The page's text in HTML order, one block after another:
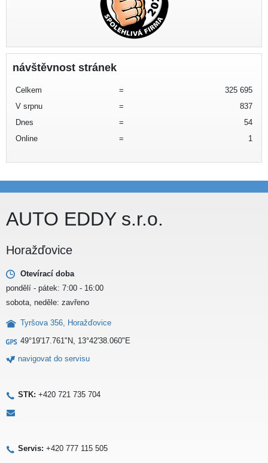
návštěvnost stránek
Celkem =
325 695
V srpnu
=
837
Dnes
=
54
Online
= 1
AUTO EDDY s.r.o.
Horažďovice
Otevírací doba
pondělí - pátek: 7:00 - 16:00
sobota, neděle: zavřeno
Tyršova 356, Horažďovice
49°19'17.761"N, 13°42'38.060"E
navigovat do servisu
STK: +420 721 735 704
Servis: +420 777 115 505